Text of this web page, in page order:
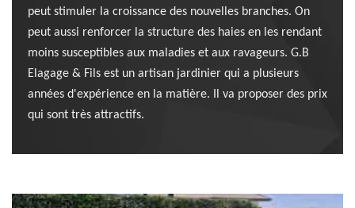
peut stimuler la croissance des nouvelles branches. On
peut aussi renforcer la structure des haies en les rendant
moins susceptibles aux maladies et aux ravageurs. G.B
Elagage & Fils est un artisan jardinier qui a plusieurs
années d'expérience en la matière. Il va proposer des prix
qui sont très attractifs.